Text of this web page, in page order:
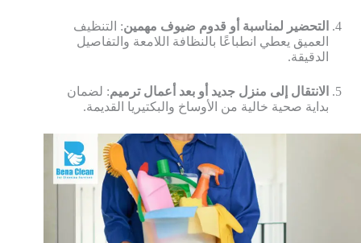
التحضير لمناسبة أو قدوم ضيوف مهمين: التنظيف
العميق يعطي انطباعًا بالنظافة اللامعة والتفاصيل
الدقيقة.
الانتقال إلى منزل جديد أو بعد أعمال ترميم: لضمان
بداية صحية خالية من الأوساخ والبكتيريا القديمة.